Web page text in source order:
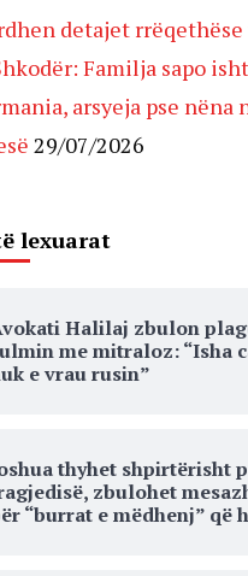
detajet
Familja sapo
arsyeja pse nëna
29/07/2026
lexuarat
Halilaj zbulon
me mitraloz: “Isha
e vrau rusin”
thyhet shpirtërisht
zbulohet
“burrat e mëdhenj” që